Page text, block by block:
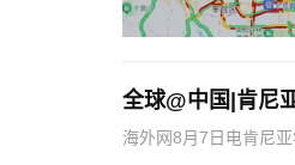
全球@中国|肯尼
海外网8月7日电肯尼